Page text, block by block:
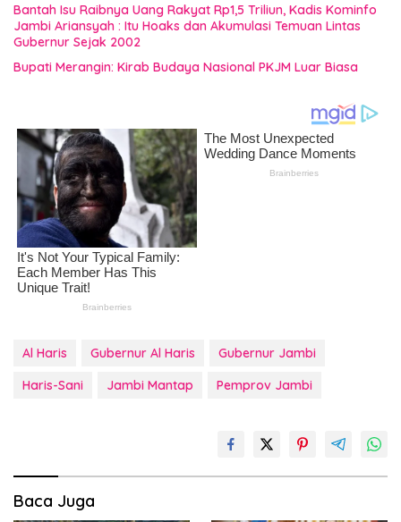
Bantah Isu Raibnya Uang Rakyat Rp1,5 Triliun, Kadis Kominfo
Jambi Ariansyah : Itu Hoaks dan Akumulasi Temuan Lintas
Gubernur Sejak 2002
Bupati Merangin: Kirab Budaya Nasional PKJM Luar Biasa
Al Haris Gubernur Al Haris
Gubernur Jambi
Haris-Sani
Jambi Mantap Pemprov Jambi
Baca Juga